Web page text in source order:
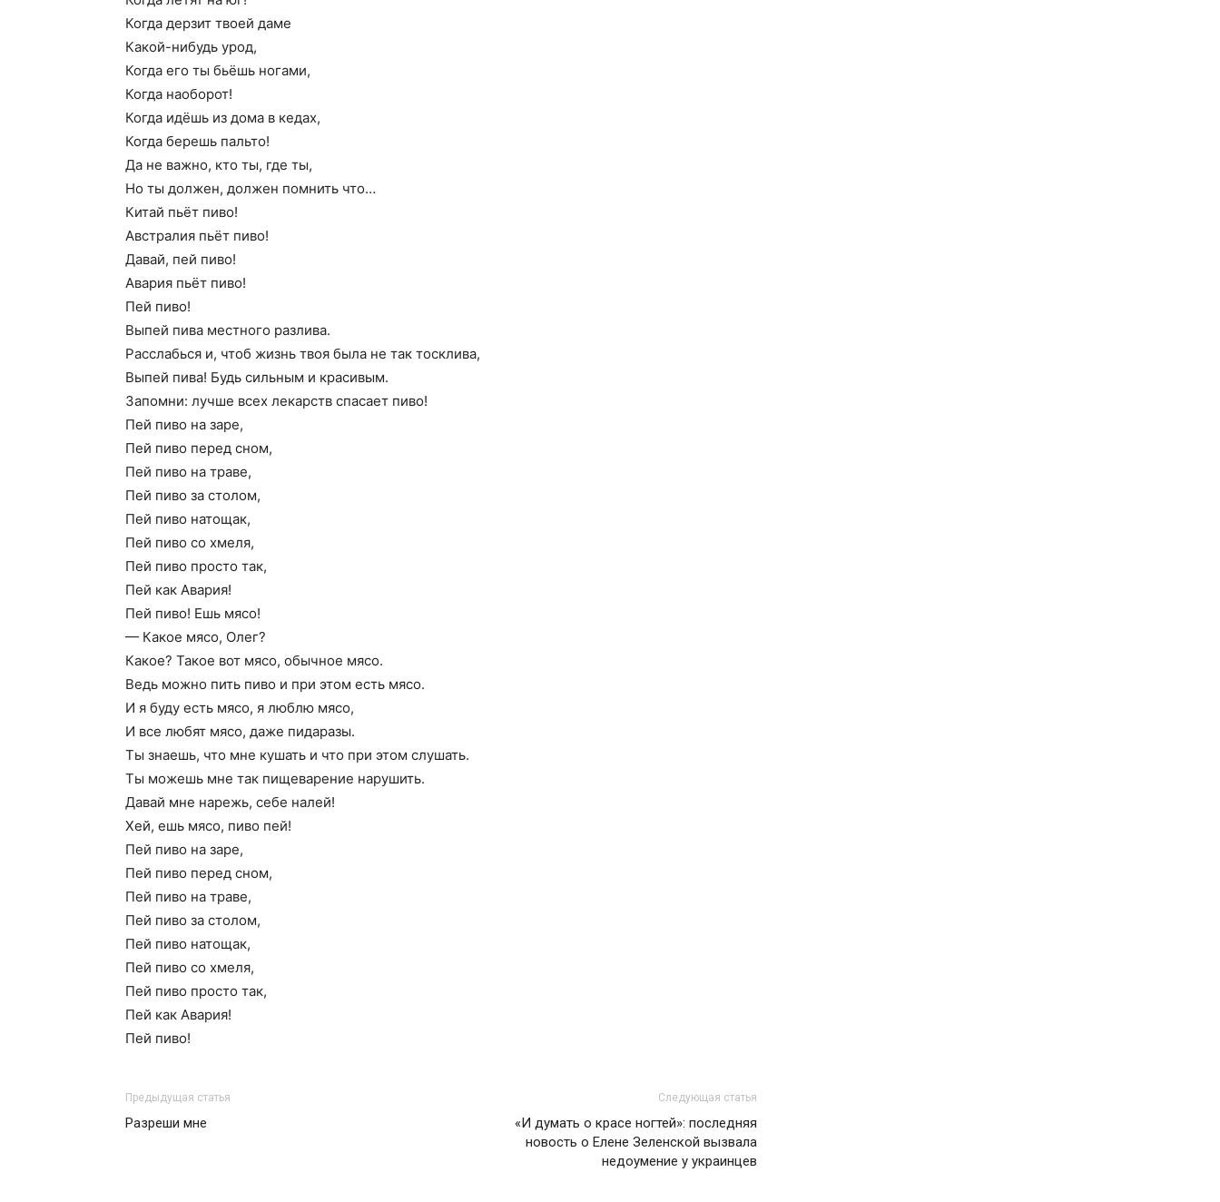
Когда дерзит твоей даме
Какой-нибудь урод,
Когда его ты бьёшь ногами,
Когда наоборот!
Когда идёшь из дома в кедах,
Когда берешь пальто!
Да не важно, кто ты, где ты,
Но ты должен, должен помнить что…
Китай пьёт пиво!
Австралия пьёт пиво!
Давай, пей пиво!
Авария пьёт пиво!
Пей пиво!
Выпей пива местного разлива.
Расслабься и, чтоб жизнь твоя была не так тосклива,
Выпей пива! Будь сильным и красивым.
Запомни: лучше всех лекарств спасает пиво!
Пей пиво на заре,
Пей пиво перед сном,
Пей пиво на траве,
Пей пиво за столом,
Пей пиво натощак,
Пей пиво со хмеля,
Пей пиво просто так,
Пей как Авария!
Пей пиво! Ешь мясо!
— Какое мясо, Олег?
Какое? Такое вот мясо, обычное мясо.
Ведь можно пить пиво и при этом есть мясо.
И я буду есть мясо, я люблю мясо,
И все любят мясо, даже пидаразы.
Ты знаешь, что мне кушать и что при этом слушать.
Ты можешь мне так пищеварение нарушить.
Давай мне нарежь, себе налей!
Хей, ешь мясо, пиво пей!
Пей пиво на заре,
Пей пиво перед сном,
Пей пиво на траве,
Пей пиво за столом,
Пей пиво натощак,
Пей пиво со хмеля,
Пей пиво просто так,
Пей как Авария!
Пей пиво!
Предыдущая статья
Разреши мне
Следующая статья
«И думать о красе ногтей»: последняя
новость о Елене Зеленской вызвала
недоумение у украинцев